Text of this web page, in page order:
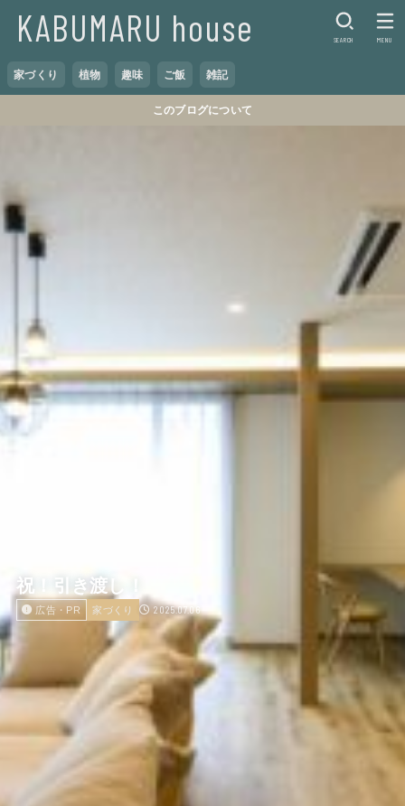
KABUMARU house
家づくり 植物 趣味 ご飯 雑記
SEARCH MENU
このブログについて
祝！引き渡し！
広告・PR 家づくり 2025.07.06